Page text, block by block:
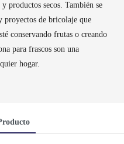
productos secos. También se
proyectos de bricolaje que
conservando frutas o creando
para frascos son una
hogar.